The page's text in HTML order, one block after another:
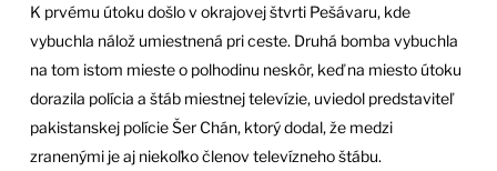
K prvému útoku došlo v okrajovej štvrti Pešávaru, kde
vybuchla nálož umiestnená pri ceste. Druhá bomba vybuchla
na tom istom mieste o polhodinu neskôr, keď na miesto útoku
dorazila polícia a štáb miestnej televízie, uviedol predstaviteľ
pakistanskej polície Šer Chán, ktorý dodal, že medzi
zranenými je aj niekoľko členov televízneho štábu.